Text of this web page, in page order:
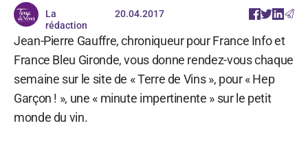
La
rédaction
20.04.2017
Jean-Pierre Gauffre, chroniqueur pour France Info et
France Bleu Gironde, vous donne rendez-vous chaque
semaine sur le site de « Terre de Vins », pour « Hep
Garçon ! », une « minute impertinente » sur le petit
monde du vin.